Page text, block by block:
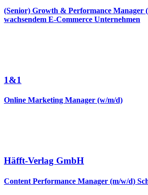
(Senior) Growth & Performance Manager
wachsendem E-Commerce Unternehmen
1&1
Online Marketing Manager (w/m/d)
Häfft-Verlag GmbH
Content Performance Manager (m/w/d)